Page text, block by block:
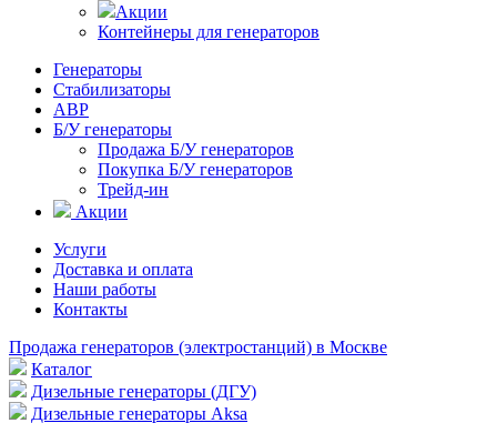
Акции
Контейнеры для генераторов
Генераторы
Стабилизаторы
АВР
Б/У генераторы
Продажа Б/У генераторов
Покупка Б/У генераторов
Трейд-ин
Акции
Услуги
Доставка и оплата
Наши работы
Контакты
Продажа генераторов (электростанций) в Москве
Каталог
Дизельные генераторы (ДГУ)
Дизельные генераторы Aksa